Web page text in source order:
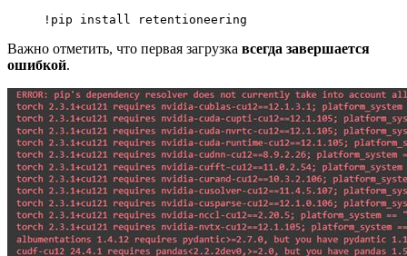
! pip install retentioneering
Важно отметить, что первая загрузка всегда завершается
ошибкой.